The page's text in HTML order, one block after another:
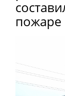
пожаре